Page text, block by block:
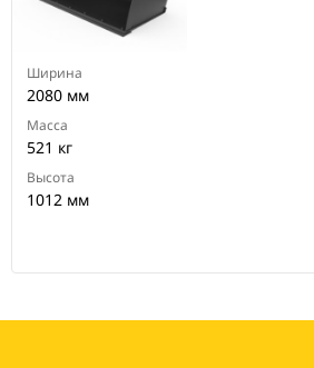
Ширина
2080 мм
Масса
521 кг
Высота
1012 мм